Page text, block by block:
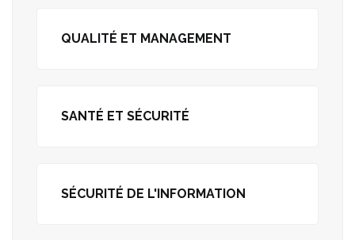
QUALITÉ ET MANAGEMENT
SANTÉ ET SÉCURITÉ
SÉCURITÉ DE L'INFORMATION